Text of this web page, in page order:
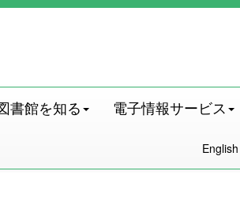
書館を知る 電子情報サービス